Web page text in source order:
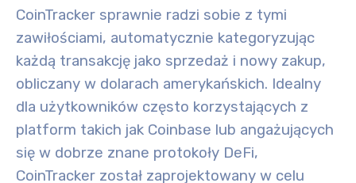
CoinTracker sprawnie radzi sobie z tymi
zawiłościami, automatycznie kategoryzując
każdą transakcję jako sprzedaż i nowy zakup,
obliczany w dolarach amerykańskich. Idealny
dla użytkowników często korzystających z
platform takich jak Coinbase lub angażujących
się w dobrze znane protokoły DeFi,
CoinTracker został zaprojektowany w celu